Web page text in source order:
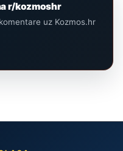
r/kozmoshr
uz Kozmos.hr